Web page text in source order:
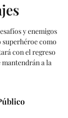
y enemigos
superhéroe como
con el regreso
mantendrán a la